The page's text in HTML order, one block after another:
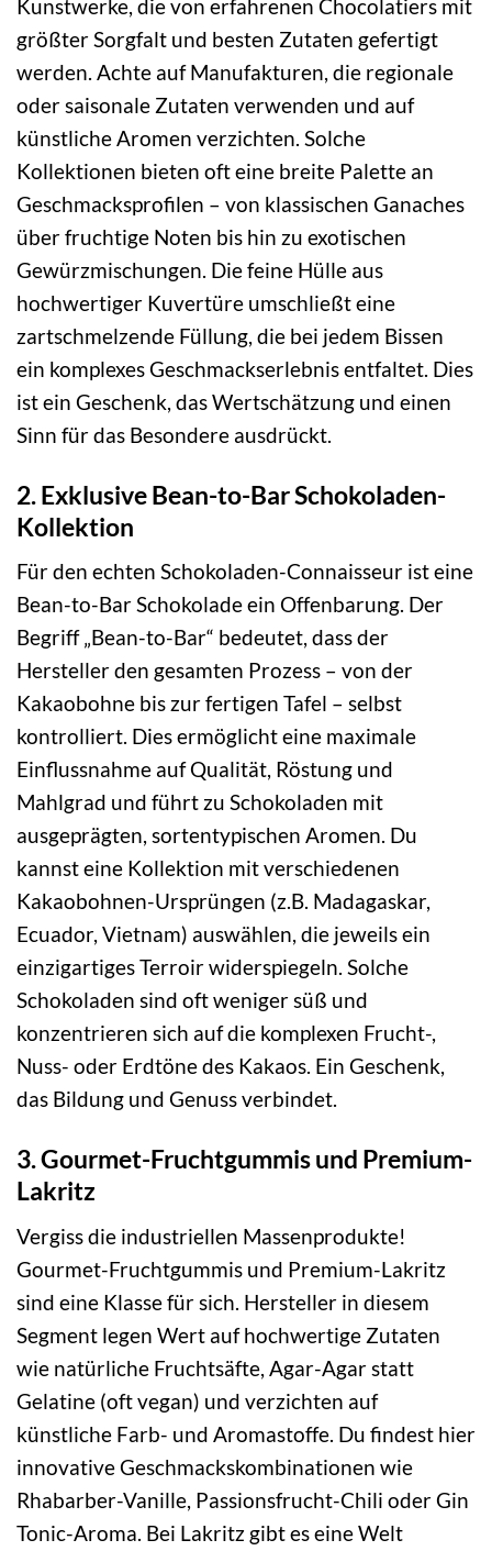
Kunstwerke, die von erfahrenen Chocolatiers mit
größter Sorgfalt und besten Zutaten gefertigt
werden. Achte auf Manufakturen, die regionale
oder saisonale Zutaten verwenden und auf
künstliche Aromen verzichten. Solche
Kollektionen bieten oft eine breite Palette an
Geschmacksprofilen – von klassischen Ganaches
über fruchtige Noten bis hin zu exotischen
Gewürzmischungen. Die feine Hülle aus
hochwertiger Kuvertüre umschließt eine
zartschmelzende Füllung, die bei jedem Bissen
ein komplexes Geschmackserlebnis entfaltet. Dies
ist ein Geschenk, das Wertschätzung und einen
Sinn für das Besondere ausdrückt.
2. Exklusive Bean-to-Bar Schokoladen-
Kollektion
Für den echten Schokoladen-Connaisseur ist eine
Bean-to-Bar Schokolade ein Offenbarung. Der
Begriff „Bean-to-Bar“ bedeutet, dass der
Hersteller den gesamten Prozess – von der
Kakaobohne bis zur fertigen Tafel – selbst
kontrolliert. Dies ermöglicht eine maximale
Einflussnahme auf Qualität, Röstung und
Mahlgrad und führt zu Schokoladen mit
ausgeprägten, sortentypischen Aromen. Du
kannst eine Kollektion mit verschiedenen
Kakaobohnen-Ursprüngen (z.B. Madagaskar,
Ecuador, Vietnam) auswählen, die jeweils ein
einzigartiges Terroir widerspiegeln. Solche
Schokoladen sind oft weniger süß und
konzentrieren sich auf die komplexen Frucht-,
Nuss- oder Erdtöne des Kakaos. Ein Geschenk,
das Bildung und Genuss verbindet.
3. Gourmet-Fruchtgummis und Premium-
Lakritz
Vergiss die industriellen Massenprodukte!
Gourmet-Fruchtgummis und Premium-Lakritz
sind eine Klasse für sich. Hersteller in diesem
Segment legen Wert auf hochwertige Zutaten
wie natürliche Fruchtsäfte, Agar-Agar statt
Gelatine (oft vegan) und verzichten auf
künstliche Farb- und Aromastoffe. Du findest hier
innovative Geschmackskombinationen wie
Rhabarber-Vanille, Passionsfrucht-Chili oder Gin
Tonic-Aroma. Bei Lakritz gibt es eine Welt